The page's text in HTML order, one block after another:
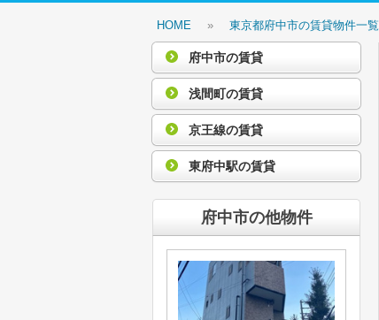
HOME » 東京都府中市の賃貸物件一覧
府中市の賃貸
浅間町の賃貸
京王線の賃貸
東府中駅の賃貸
府中市の他物件